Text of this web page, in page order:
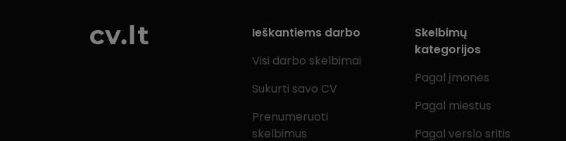
Ieškantiems darbo
Visi darbo skelbimai
Sukurti savo CV
Prenumeruoti
skelbimus
Skelbimų
kategorijos
Pagal įmones
Pagal miestus
Pagal verslo sritis